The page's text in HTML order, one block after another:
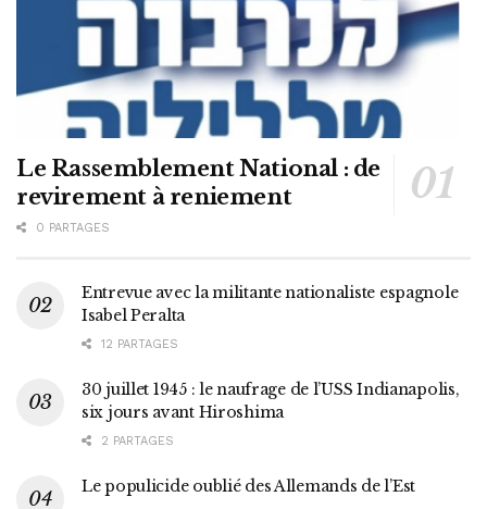
Le Rassemblement National : de
revirement à reniement
0 PARTAGES
Entrevue avec la militante nationaliste espagnole
Isabel Peralta
12 PARTAGES
30 juillet 1945 : le naufrage de l’USS Indianapolis,
six jours avant Hiroshima
2 PARTAGES
Le populicide oublié des Allemands de l’Est